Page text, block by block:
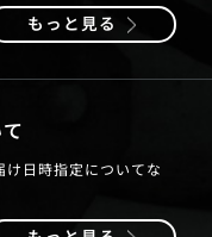
もっと見る
日時指定についてな